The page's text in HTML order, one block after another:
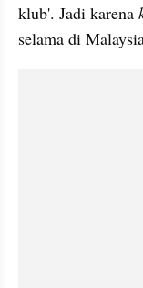
klub'. Jadi karena
selama di